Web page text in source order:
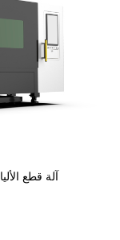
آلة قطع